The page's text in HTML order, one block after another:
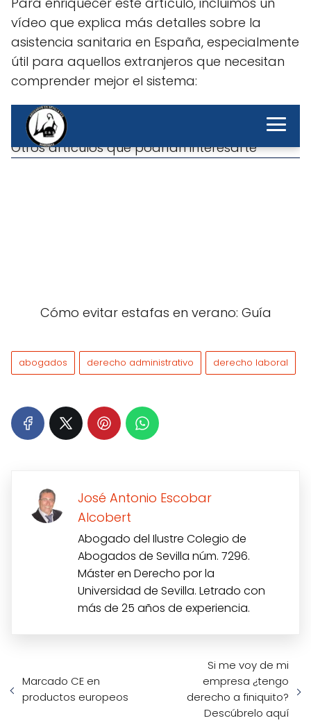
vídeo que explica más detalles sobre la
asistencia sanitaria en España, especialmente
útil para aquellos extranjeros que necesitan
comprender mejor el sistema:
abogados derecho administrativo derecho laboral
José Antonio Escobar
Alcobert
Abogado del Ilustre Colegio de
Abogados de Sevilla núm. 7296.
Máster en Derecho por la
Universidad de Sevilla. Letrado con
más de 25 años de experiencia.
Marcado CE en
productos europeos
Si me voy de mi
empresa ¿tengo
derecho a finiquito?
Descúbrelo aquí